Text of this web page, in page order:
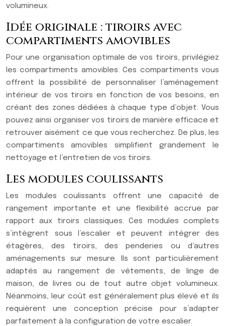
volumineux.
Idée originale : tiroirs avec
compartiments amovibles
Pour une organisation optimale de vos tiroirs, privilégiez
les compartiments amovibles. Ces compartiments vous
offrent la possibilité de personnaliser l’aménagement
intérieur de vos tiroirs en fonction de vos besoins, en
créant des zones dédiées à chaque type d’objet. Vous
pouvez ainsi organiser vos tiroirs de manière efficace et
retrouver aisément ce que vous recherchez. De plus, les
compartiments amovibles simplifient grandement le
nettoyage et l’entretien de vos tiroirs.
Les modules coulissants
Les modules coulissants offrent une capacité de
rangement importante et une flexibilité accrue par
rapport aux tiroirs classiques. Ces modules complets
s’intègrent sous l’escalier et peuvent intégrer des
étagères, des tiroirs, des penderies ou d’autres
aménagements sur mesure. Ils sont particulièrement
adaptés au rangement de vêtements, de linge de
maison, de livres ou de tout autre objet volumineux.
Néanmoins, leur coût est généralement plus élevé et ils
requièrent une conception précise pour s’adapter
parfaitement à la configuration de votre escalier.